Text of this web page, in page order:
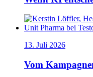
13. Juli 2026
Vom